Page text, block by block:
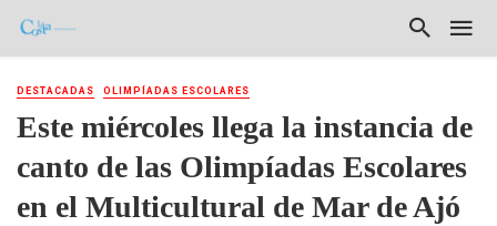
DESTACADAS OLIMPÍADAS ESCOLARES
Este miércoles llega la instancia de
canto de las Olimpíadas Escolares
en el Multicultural de Mar de Ajó